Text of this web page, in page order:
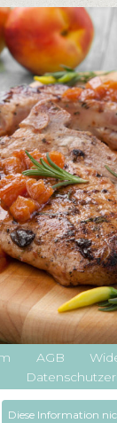
AGB
Diese Information